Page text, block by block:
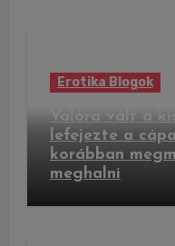
Erotika Blogok
Valóra vált a
lefejezte a
korábban
meghalni